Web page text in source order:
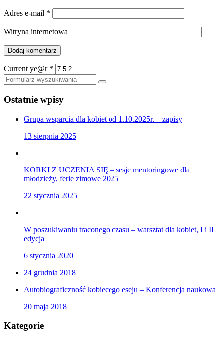
Adres e-mail *
Witryna internetowa
Current ye@r *
Szukaj
Ostatnie wpisy
Grupa wsparcia dla kobiet od 1.10.2025r. – zapisy
13 sierpnia 2025
KORKI Z UCZENIA SIĘ – sesje mentoringowe dla
młodzieży, ferie zimowe 2025
22 stycznia 2025
W poszukiwaniu traconego czasu – warsztat dla kobiet, I i II
edycja
6 stycznia 2020
24 grudnia 2018
Autobiograficzność kobiecego eseju – Konferencja naukowa
20 maja 2018
Kategorie